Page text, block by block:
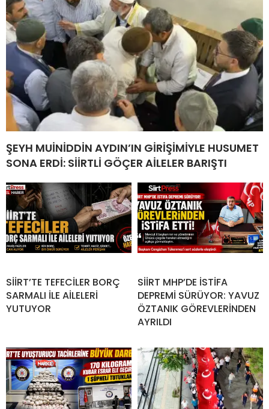
ŞEYH MUİNİDDİN AYDIN’IN GİRİŞİMİYLE HUSUMET
SONA ERDİ: SİİRTLİ GÖÇER AİLELER BARIŞTI
SİİRT’TE TEFECİLER BORÇ
SARMALI İLE AİLELERİ
YUTUYOR
SİİRT MHP’DE İSTİFA
DEPREMİ SÜRÜYOR: YAVUZ
ÖZTANIK GÖREVLERİNDEN
AYRILDI